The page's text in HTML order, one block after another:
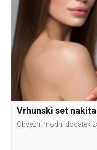
Vrhunski set
Obvezni modni dodatek